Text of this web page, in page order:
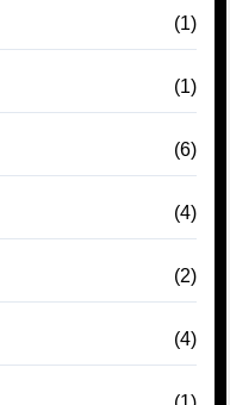
(1)
(1)
(6)
(4)
(2)
(4)